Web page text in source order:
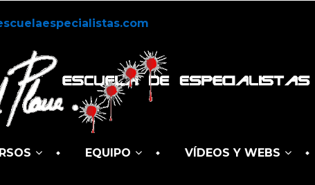
EQUIPO VÍDEOS Y WEBS